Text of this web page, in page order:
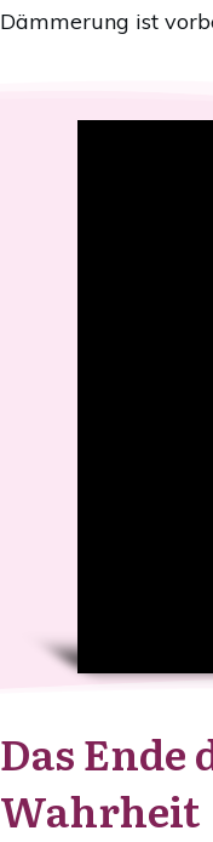
Dämmerung ist
Das Ende
Wahrheit